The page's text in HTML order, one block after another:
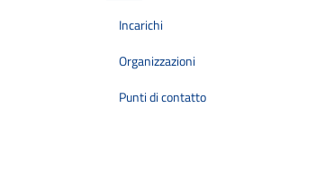
Incarichi
Organizzazioni
Punti di contatto